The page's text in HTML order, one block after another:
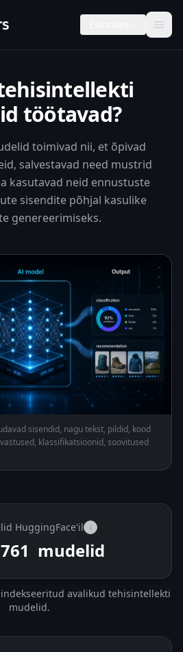
töötavad?
toimivad nii, et õpivad
salvestavad need mustrid
kasutavad neid ennustuste
sisendite põhjal kasulike
genereerimiseks.
sisendid, nagu tekst, pildid, kood
klassifikatsioonid, soovitused
HuggingFace'il i
mudelid
indekseeritud avalikud tehisintellekti
mudelid.